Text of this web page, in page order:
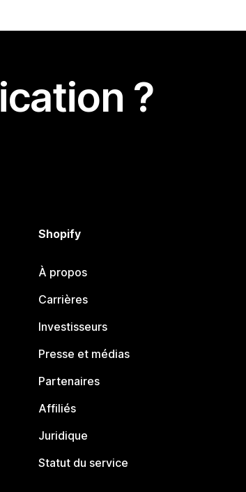
?
Shopify
À propos
Carrières
Investisseurs
Presse et médias
Partenaires
Affiliés
Juridique
Statut du service